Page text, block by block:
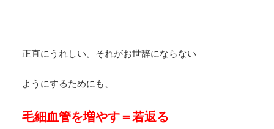
正直にうれしい。それがお世辞にならない
ようにするためにも、
毛細血管を増やす＝若返る